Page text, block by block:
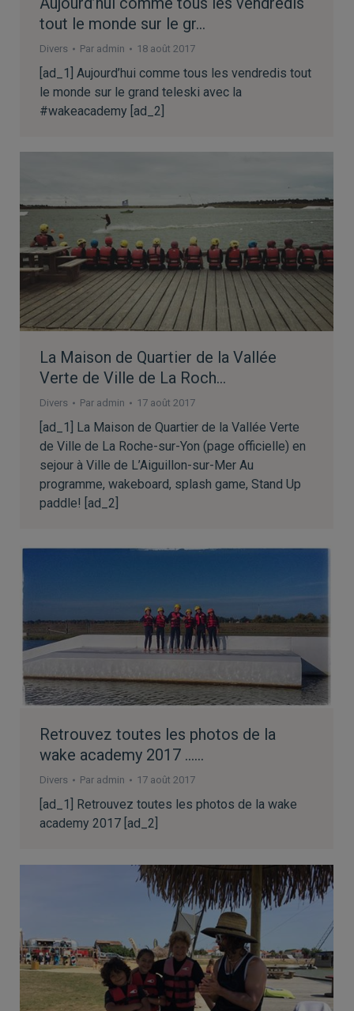
tout le monde sur le gr…
Divers Par admin 18 août 2017
[ad_1] Aujourd’hui comme tous les vendredis tout
le monde sur le grand teleski avec la
#wakeacademy [ad_2]
La Maison de Quartier de la Vallée
Verte de Ville de La Roch…
Divers Par admin 17 août 2017
[ad_1] La Maison de Quartier de la Vallée Verte
de Ville de La Roche-sur-Yon (page officielle) en
sejour à Ville de L’Aiguillon-sur-Mer Au
programme, wakeboard, splash game, Stand Up
paddle! [ad_2]
Retrouvez toutes les photos de la
wake academy 2017 ……
Divers Par admin 17 août 2017
[ad_1] Retrouvez toutes les photos de la wake
academy 2017 [ad_2]